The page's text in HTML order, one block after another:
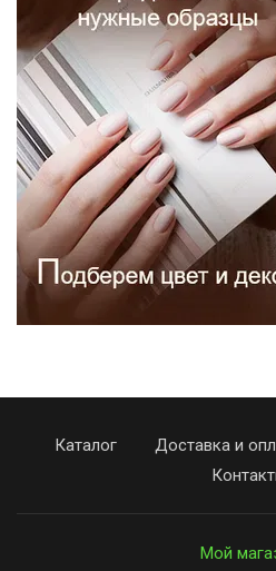
Каталог Доставка и
Мой